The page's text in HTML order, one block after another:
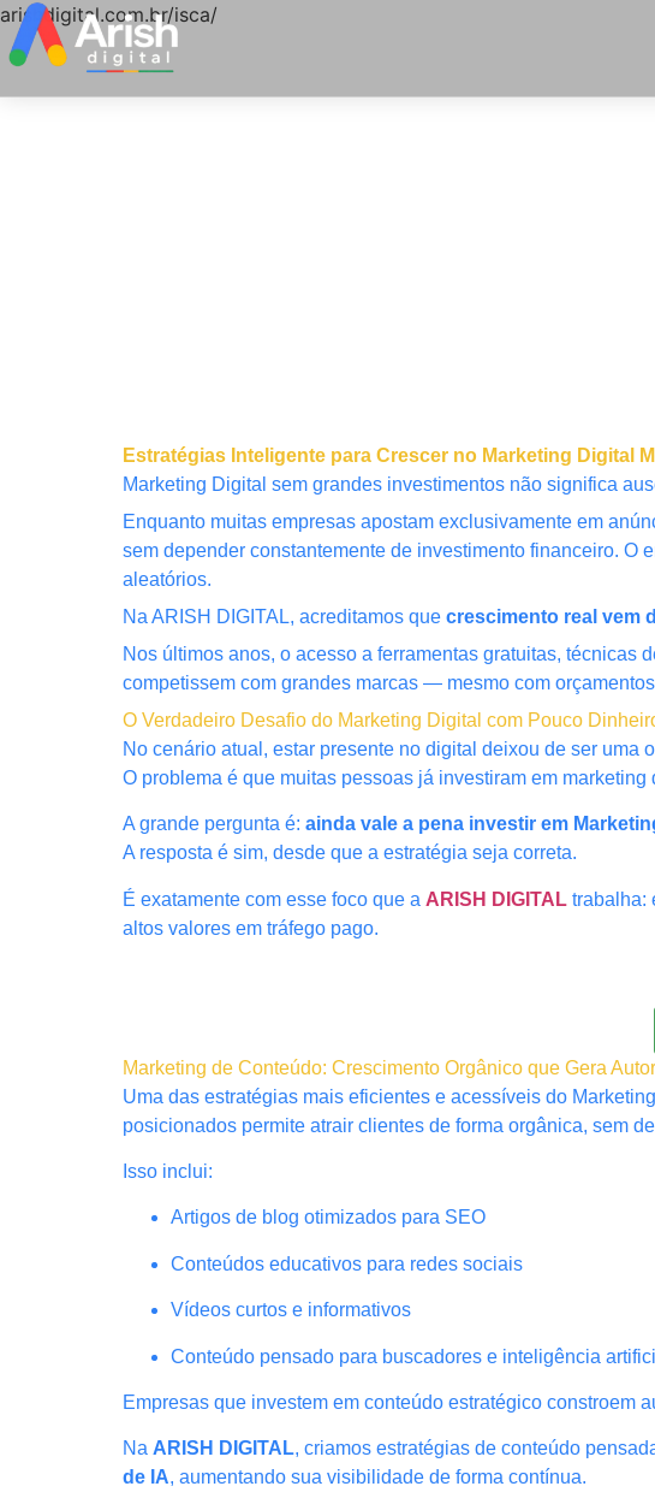
arishdigital.com.br/isca/
Estratégias Inteligente para Crescer no Marketing Digital
Marketing Digital sem grandes investimentos não significa
Enquanto muitas empresas apostam exclusivamente em
sem depender constantemente de investimento financeiro. O
aleatórios.
Na ARISH DIGITAL, acreditamos que crescimento real vem
Nos últimos anos, o acesso a ferramentas gratuitas,
competissem com grandes marcas — mesmo com
O Verdadeiro Desafio do Marketing Digital com Pouco
No cenário atual, estar presente no digital deixou de ser
O problema é que muitas pessoas já investiram em
A grande pergunta é: ainda vale a pena investir em
A resposta é sim, desde que a estratégia seja correta.
É exatamente com esse foco que a ARISH DIGITAL trabalha:
altos valores em tráfego pago.
Marketing de Conteúdo: Crescimento Orgânico que Gera
Uma das estratégias mais eficientes e acessíveis do
posicionados permite atrair clientes de forma orgânica, sem
Isso inclui:
Artigos de blog otimizados para SEO
Conteúdos educativos para redes sociais
Vídeos curtos e informativos
Conteúdo pensado para buscadores e inteligência
Empresas que investem em conteúdo estratégico constroem
Na ARISH DIGITAL, criamos estratégias de conteúdo
de IA, aumentando sua visibilidade de forma contínua.